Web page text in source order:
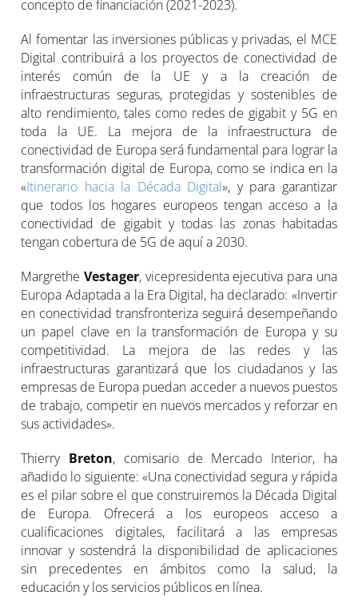
concepto de financiación (2021-2023).
Al fomentar las inversiones públicas y privadas, el MCE
Digital contribuirá a los proyectos de conectividad de
interés común de la UE y a la creación de
infraestructuras seguras, protegidas y sostenibles de
alto rendimiento, tales como redes de gigabit y 5G en
toda la UE. La mejora de la infraestructura de
conectividad de Europa será fundamental para lograr la
transformación digital de Europa, como se indica en la
«Itinerario hacia la Década Digital», y para garantizar
que todos los hogares europeos tengan acceso a la
conectividad de gigabit y todas las zonas habitadas
tengan cobertura de 5G de aquí a 2030.
Margrethe Vestager, vicepresidenta ejecutiva para una
Europa Adaptada a la Era Digital, ha declarado: «Invertir
en conectividad transfronteriza seguirá desempeñando
un papel clave en la transformación de Europa y su
competitividad. La mejora de las redes y las
infraestructuras garantizará que los ciudadanos y las
empresas de Europa puedan acceder a nuevos puestos
de trabajo, competir en nuevos mercados y reforzar en
sus actividades».
Thierry Breton, comisario de Mercado Interior, ha
añadido lo siguiente: «Una conectividad segura y rápida
es el pilar sobre el que construiremos la Década Digital
de Europa. Ofrecerá a los europeos acceso a
cualificaciones digitales, facilitará a las empresas
innovar y sostendrá la disponibilidad de aplicaciones
sin precedentes en ámbitos como la salud, la
educación y los servicios públicos en línea.